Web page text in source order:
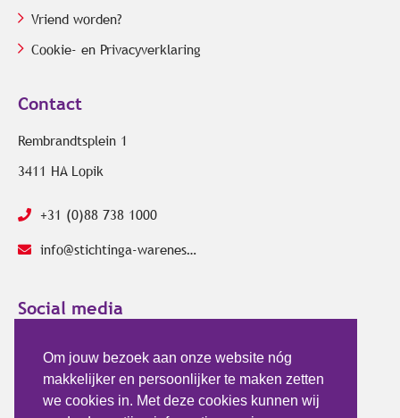
Om jouw bezoek aan onze website nóg
makkelijker en persoonlijker te maken zetten
we cookies in. Met deze cookies kunnen wij
Vriend worden?
Cookie- en Privacyverklaring
Contact
Rembrandtsplein 1
3411 HA Lopik
+31 (0)88 738 1000
info@stichtinga-wareness.com
Social media